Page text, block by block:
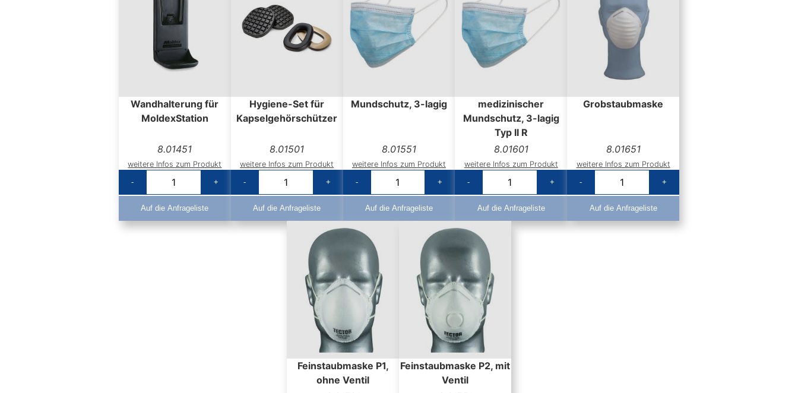
Wandhalterung für
MoldexStation
8.01451
weitere Infos zum Produkt
-
+
Auf die Anfrageliste
Hygiene-Set für
Kapselgehörschützer
8.01501
weitere Infos zum Produkt
-
+
Auf die Anfrageliste
Mundschutz, 3-lagig
8.01551
weitere Infos zum Produkt
-
+
Auf die Anfrageliste
medizinischer
Mundschutz, 3-lagig
Typ II R
8.01601
weitere Infos zum Produkt
-
+
Auf die Anfrageliste
Grobstaubmaske
8.01651
weitere Infos zum Produkt
-
+
Auf die Anfrageliste
Feinstaubmaske P1,
ohne Ventil
Feinstaubmaske P2, mit
Ventil